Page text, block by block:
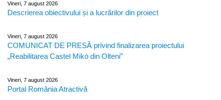
Vineri, 7 august 2026
Descrierea obiectivului și a lucrărilor din proiect
Vineri, 7 august 2026
COMUNICAT DE PRESĂ privind finalizarea proiectului
„Reabilitarea Castel Mikó din Olteni”
Vineri, 7 august 2026
Portal România Atractivă